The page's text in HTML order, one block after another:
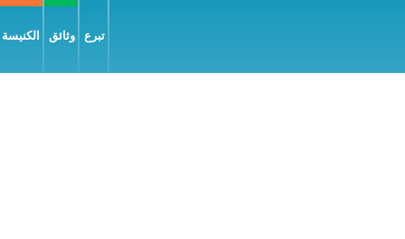
وثائق تبرع